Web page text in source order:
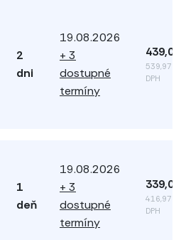
2
dni
19.08.2026
+ 3
dostupné
termíny
539,97
DPH
1
deň
19.08.2026
+ 3
dostupné
termíny
416,97
DPH